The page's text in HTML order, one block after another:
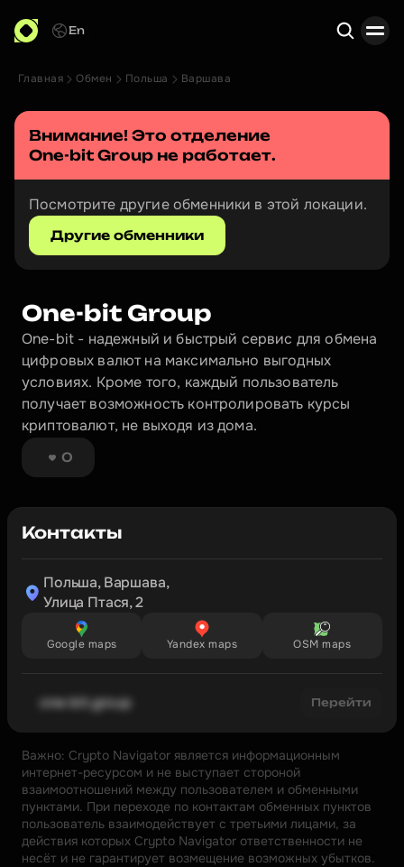
En
Главная Обмен Польша Варшава
Внимание! Это отделение
One-bit Group не работает.
Посмотрите другие обменники в этой локации.
Другие обменники
One-bit Group
One-bit - надежный и быстрый сервис для обмена
цифровых валют на максимально выгодных
условиях. Кроме того, каждый пользователь
получает возможность контролировать курсы
криптовалют, не выходя из дома.
0
Контакты
Польша, Варшава,
Улица Птася, 2
Google maps Yandex maps OSM maps
one-bit.group Перейти
Важно: Crypto Navigator является информационным
интернет-ресурсом и не выступает стороной
взаимоотношений между пользователем и обменными
пунктами. При переходе по контактам обменных пунктов
пользователь взаимодействует с третьими лицами, за
действия которых Crypto Navigator ответственности не
несёт и не гарантирует возмещение возможных убытков.